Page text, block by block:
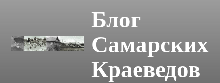
Блог
Самарских
Краеведов